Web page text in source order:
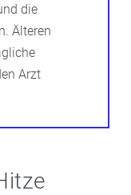
die
Älteren
Arzt